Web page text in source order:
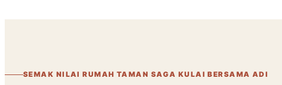
SEMAK NILAI RUMAH TAMAN SAGA KULAI BERSAMA ADI